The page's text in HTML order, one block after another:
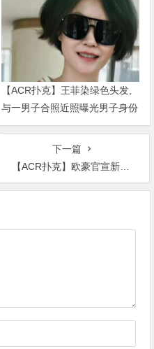
【ACR扑克】王菲染绿色头发,
与一男子合照近照曝光男子身份
被扒出
下一篇
【ACR扑克】欧豪官宣新剧，这次和赵丽颖合作即将开展一段姐弟恋